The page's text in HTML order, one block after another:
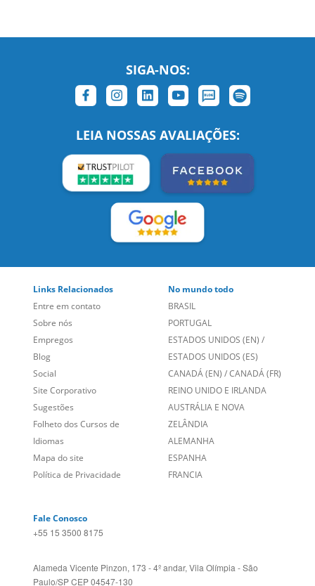
SIGA-NOS:
LEIA NOSSAS AVALIAÇÕES:
Links Relacionados
Entre em contato
Sobre nós
Empregos
Blog
Social
Site Corporativo
Sugestões
Folheto dos Cursos de
Idiomas
Mapa do site
Política de Privacidade
No mundo todo
BRASIL
PORTUGAL
ESTADOS UNIDOS (EN) /
ESTADOS UNIDOS (ES)
CANADÁ (EN) /CANADÁ (FR)
REINO UNIDO E IRLANDA
AUSTRÁLIA E NOVA
ZELÂNDIA
ALEMANHA
ESPANHA
FRANCIA
Fale Conosco
+55 15 3500 8175
Alameda Vicente Pinzon, 173 - 4º andar, Vila Olímpia - São
Paulo/SP CEP 04547-130